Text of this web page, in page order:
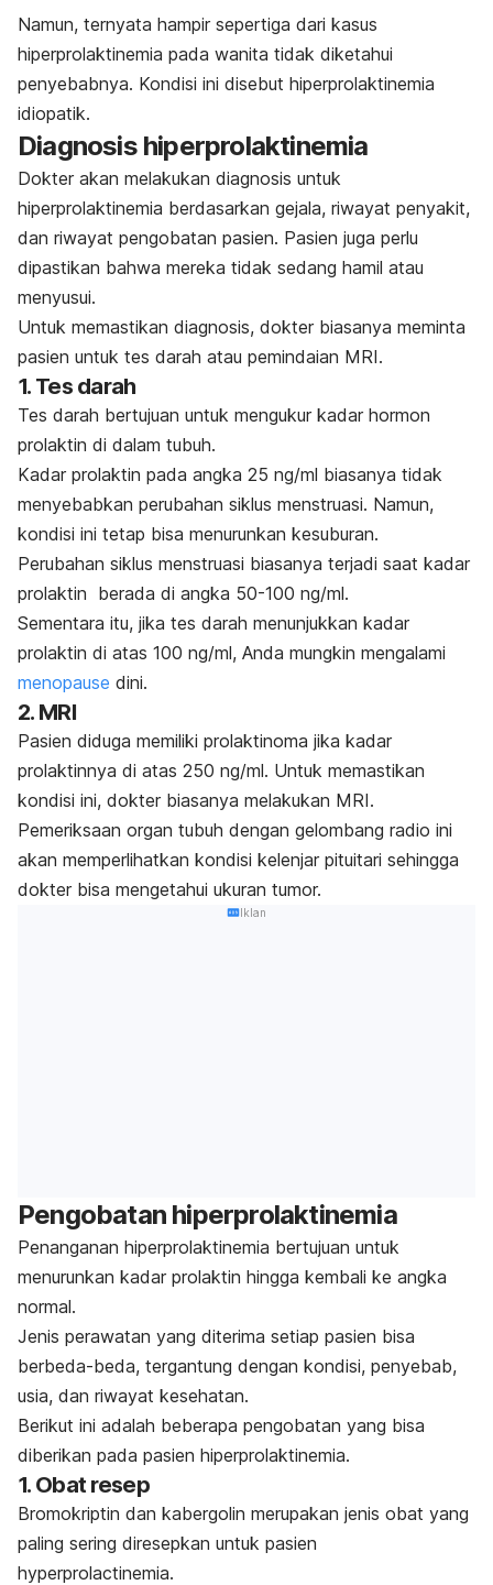
Namun, ternyata hampir sepertiga dari kasus
hiperprolaktinemia pada wanita tidak diketahui
penyebabnya. Kondisi ini disebut hiperprolaktinemia
idiopatik.
Diagnosis hiperprolaktinemia
Dokter akan melakukan diagnosis untuk
hiperprolaktinemia berdasarkan gejala, riwayat penyakit,
dan riwayat pengobatan pasien. Pasien juga perlu
dipastikan bahwa mereka tidak sedang hamil atau
menyusui.
Untuk memastikan diagnosis, dokter biasanya meminta
pasien untuk tes darah atau pemindaian MRI.
1. Tes darah
Tes darah bertujuan untuk mengukur kadar hormon
prolaktin di dalam tubuh.
Kadar prolaktin pada angka 25 ng/ml biasanya tidak
menyebabkan perubahan siklus menstruasi. Namun,
kondisi ini tetap bisa menurunkan kesuburan.
Perubahan siklus menstruasi biasanya terjadi saat kadar
prolaktin berada di angka 50-100 ng/ml.
Sementara itu, jika tes darah menunjukkan kadar
prolaktin di atas 100 ng/ml, Anda mungkin mengalami
menopause dini.
2. MRI
Pasien diduga memiliki prolaktinoma jika kadar
prolaktinnya di atas 250 ng/ml. Untuk memastikan
kondisi ini, dokter biasanya melakukan MRI.
Pemeriksaan organ tubuh dengan gelombang radio ini
akan memperlihatkan kondisi kelenjar pituitari sehingga
dokter bisa mengetahui ukuran tumor.
Iklan
Pengobatan hiperprolaktinemia
Penanganan hiperprolaktinemia bertujuan untuk
menurunkan kadar prolaktin hingga kembali ke angka
normal.
Jenis perawatan yang diterima setiap pasien bisa
berbeda-beda, tergantung dengan kondisi, penyebab,
usia, dan riwayat kesehatan.
Berikut ini adalah beberapa pengobatan yang bisa
diberikan pada pasien hiperprolaktinemia.
1. Obat resep
Bromokriptin dan kabergolin merupakan jenis obat yang
paling sering diresepkan untuk pasien
hyperprolactinemia.